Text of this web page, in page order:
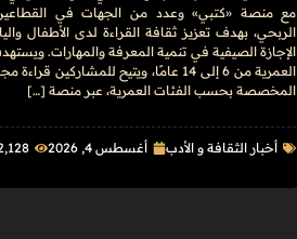
مع منصة «كتبي» وعدد من الجهات في
الربحي، بهدف تعزيز ثقافة القراءة لدى الأطفال
الإجازة الصيفية في تنمية المعرفة والمهارات.
العمرية من 6 إلى 14 عامًا، ويتيح للمشاركين
المخصصة بحسب الفئات العمرية، عبر منصة […]
أخبار الثقافة و الأدب أغسطس 4, 2026